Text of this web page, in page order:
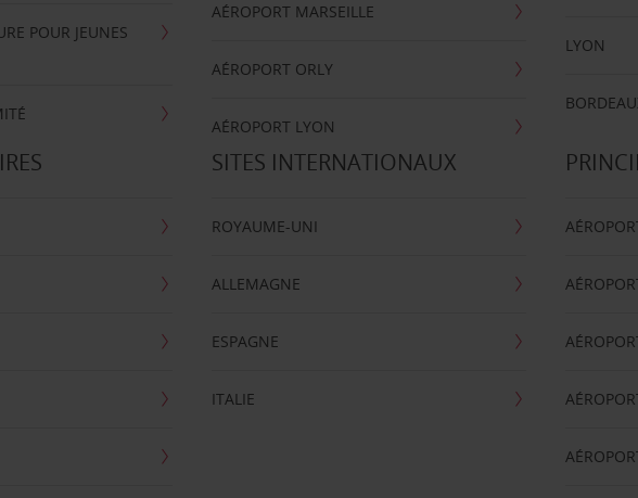
POUR JEUNES
AÉROPORT MARSEILLE
AÉROPORT ORLY
AÉROPORT LYON
LYON
SITES INTERNATIONAUX
ROYAUME-UNI
ALLEMAGNE
ESPAGNE
ITALIE